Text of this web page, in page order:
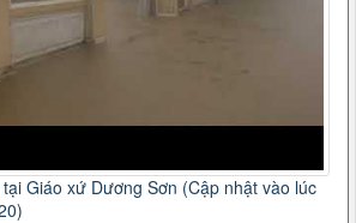
Giáo xứ Dương Sơn (Cập nhật vào lúc